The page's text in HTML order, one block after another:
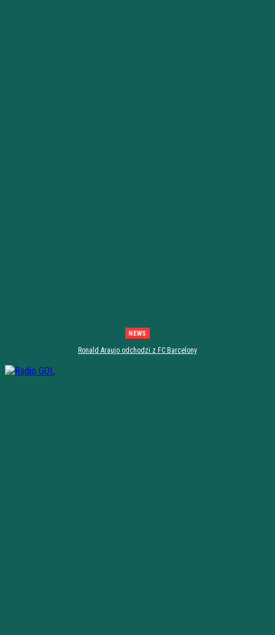
NEWS
Ronald Araujo odchodzi z FC Barcelony